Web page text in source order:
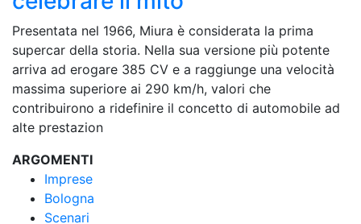
Presentata nel 1966, Miura è considerata la prima
supercar della storia. Nella sua versione più potente
arriva ad erogare 385 CV e a raggiunge una velocità
massima superiore ai 290 km/h, valori che
contribuirono a ridefinire il concetto di automobile ad
alte prestazion
ARGOMENTI
Imprese
Bologna
Scenari